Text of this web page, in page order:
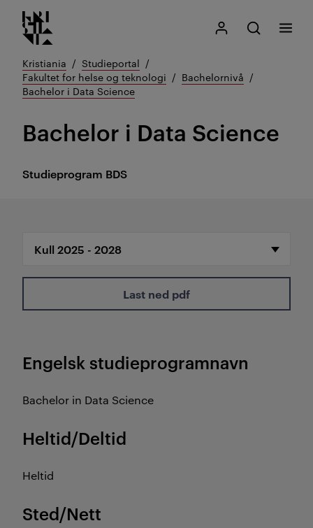
Gå
til
innhold
Kristiania logo
Mitt Kristiania
Åpne søk
Søk
Meny
Kristiania
Studieportal
Fakultet for helse og teknologi
Bachelornivå
Bachelor i Data Science
Studieprogram BDS
Bachelor i Data Science
Last ned pdf
Engelsk studieprogramnavn
Bachelor in Data Science
Heltid/Deltid
Heltid
Sted/Nett